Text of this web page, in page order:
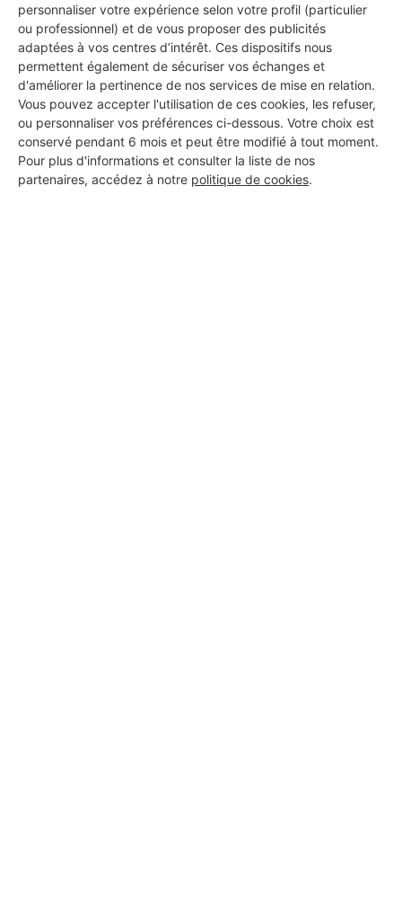
personnaliser votre expérience selon votre profil (particulier
ou professionnel) et de vous proposer des publicités
adaptées à vos centres d’intérêt. Ces dispositifs nous
permettent également de sécuriser vos échanges et
d'améliorer la pertinence de nos services de mise en relation.
Vous pouvez accepter l'utilisation de ces cookies, les refuser,
ou personnaliser vos préférences ci-dessous. Votre choix est
conservé pendant 6 mois et peut être modifié à tout moment.
Pour plus d'informations et consulter la liste de nos
partenaires, accédez à notre politique de cookies.
CM elec
La Destrousse
6 ans d'expérience
Voir sa fiche